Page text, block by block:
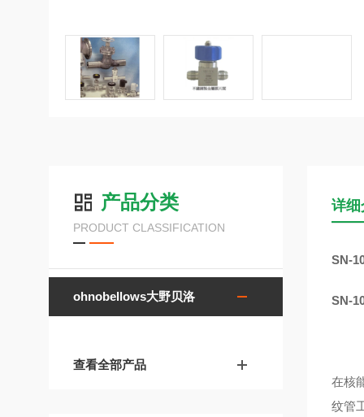
产品分类
PRODUCT CLASSIFICATION
ohnobellows大野贝洛
查看全部产品
详细
SN-
SN-
在核
纹管